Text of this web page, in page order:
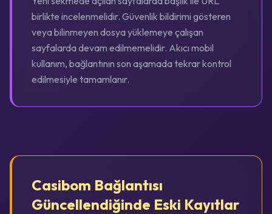
birlikte incelenmelidir. Güvenlik bildirimi gösteren
veya bilinmeyen dosya yüklemeye çalışan
sayfalarda devam edilmemelidir. Akıcı mobil
kullanım, bağlantının son aşamada tekrar kontrol
edilmesiyle tamamlanır.
Casibom Bağlantısı
Güncellendiğinde Eski Kayıtlar